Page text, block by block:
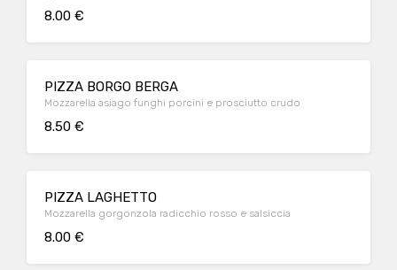
8.00 €
PIZZA BORGO BERGA
Mozzarella asiago funghi porcini e prosciutto crudo
8.50 €
PIZZA LAGHETTO
Mozzarella gorgonzola radicchio rosso e salsiccia
8.00 €